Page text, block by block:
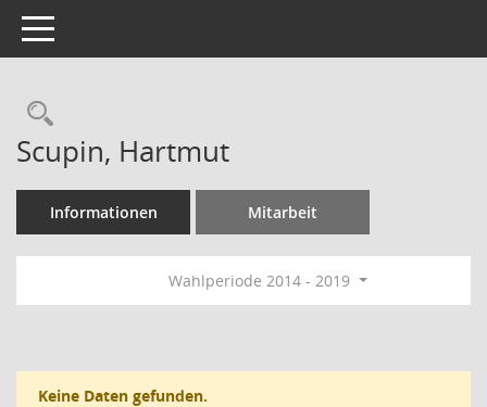
Toggle navigation
Rechercheauswahl
Scupin, Hartmut
Informationen Mitarbeit
Wahlperiode 2014 - 2019
Keine Daten gefunden.